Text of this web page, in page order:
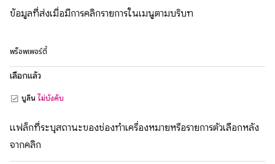
ข้อมูลที่ส่งเมื่อมีการคลิกรายการในเมนูตามบริบท
พร็อพเพอร์ตี้
เลือกแล้ว
บูลีน ไม่บังคับ
แฟล็กที่ระบุสถานะของช่องทำเครื่องหมายหรือรายการตัวเลือกหลัง
จากคลิก